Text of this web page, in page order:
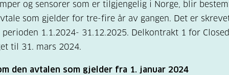
Tandem t:slim X2 Control-IQ
(slangeløs):
Freestyle Libre 2 (Abbott Norge AS)
Simplera (Medtronic Norge AS)
Dexcom G7 (NordicInfu Care AB3)
og sensorer som er tilgjengelig i Norge, blir
som gjelder for tre-fire år av gangen. Det er
1.1.2024- 31.12.2025. Delkontrakt 1 for
til 31. mars 2024.
den avtalen som gjelder fra 1. januar 2024